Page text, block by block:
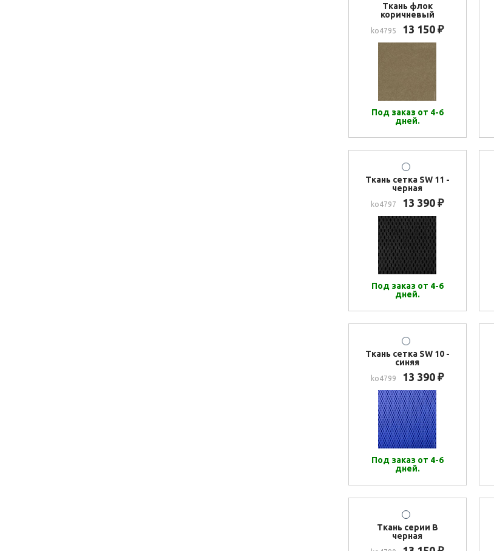
Ткань флок
коричневый
ko4795 13 150 ₽
Под заказ от 4-6
дней.
Ткань сетка SW 11 -
черная
ko4797 13 390 ₽
Под заказ от 4-6
дней.
Ткань сетка SW 10 -
синяя
ko4799 13 390 ₽
Под заказ от 4-6
дней.
Ткань серии В
черная